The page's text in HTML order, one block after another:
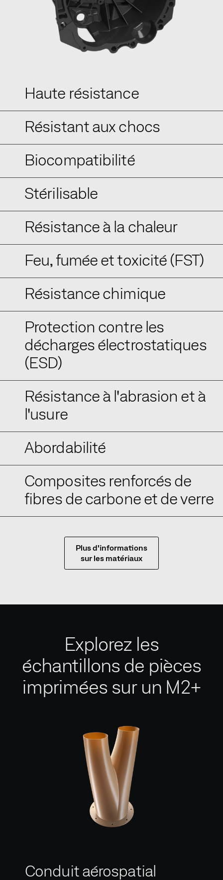
Haute résistance
Résistant aux chocs
Biocompatibilité
Stérilisable
Résistance à la chaleur
Feu, fumée et toxicité (FST)
Résistance chimique
Protection contre les
décharges électrostatiques
(ESD)
Résistance à l'abrasion et à
l'usure
Abordabilité
Composites renforcés de
fibres de carbone et de verre
Plus d'informations
sur les matériaux
Explorez les
échantillons de pièces
imprimées sur un M2+
Conduit aérospatial